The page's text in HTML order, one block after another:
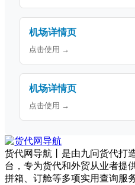
机场详情页
点击使用 →
机场详情页
点击使用 →
货代网导航丨是由九问货代打
台，专为货代和外贸从业者提
拼箱、订舱等多项实用查询服